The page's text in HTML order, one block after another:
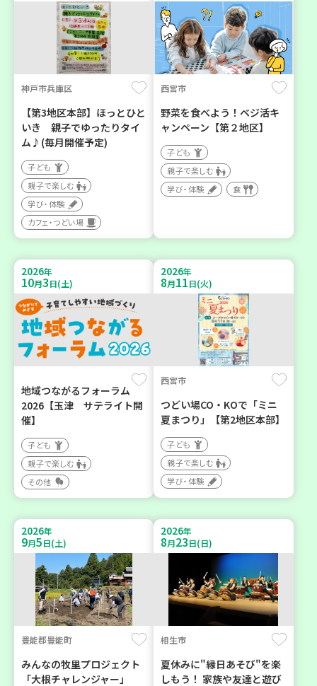
神戸市兵庫区
【第3地区本部】ほっとひと
いき 親子でゆったりタイ
ム♪(毎月開催予定)
子ども
親子で楽しむ
学び・体験
カフェ・つどい場
西宮市
野菜を食べよう！ベジ活キ
ャンペーン【第２地区】
子ども
親子で楽しむ
学び・体験
食
2026年
10月3日(土)
地域つながるフォーラム
2026【玉津 サテライト開
催】
子ども
親子で楽しむ
その他
2026年
8月11日(火)
西宮市
つどい場CO・KOで「ミニ
夏まつり」【第2地区本部】
子ども
親子で楽しむ
学び・体験
2026年
9月5日(土)
豊能郡豊能町
みんなの牧里プロジェクト
「大根チャレンジャー」
2026年
8月23日(日)
相生市
夏休みに"縁日あそび"を楽
しもう！ 家族や友達と遊び